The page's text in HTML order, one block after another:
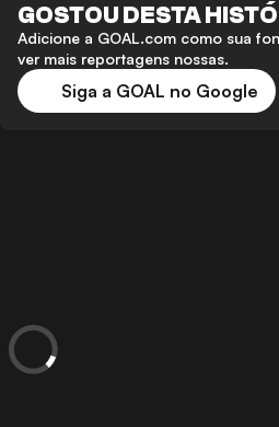
GOSTOU DESTA
Adicione a GOAL.com como sua
ver mais reportagens nossas.
Siga a GOAL no Google